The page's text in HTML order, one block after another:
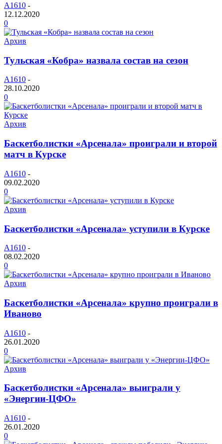
A1610 -
12.12.2020
0
Архив
Тульская «Кобра» назвала состав на сезон
A1610 -
28.10.2020
0
Архив
Баскетболистки «Арсенала» проиграли и второй
матч в Курске
A1610 -
09.02.2020
0
Архив
Баскетболистки «Арсенала» уступили в Курске
A1610 -
08.02.2020
0
Архив
Баскетболистки «Арсенала» крупно проиграли в
Иваново
A1610 -
26.01.2020
0
Архив
Баскетболистки «Арсенала» выиграли у
«Энергии-ЦФО»
A1610 -
26.01.2020
0